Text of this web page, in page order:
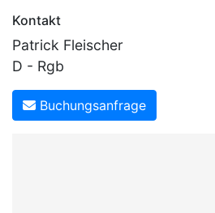
Kontakt
Patrick Fleischer
D - Rgb
Buchungsanfrage